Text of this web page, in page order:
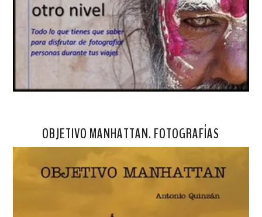
OBJETIVO MANHATTAN. FOTOGRAFÍAS